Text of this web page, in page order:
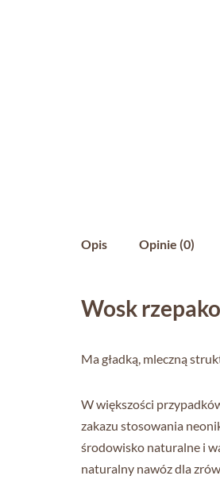
Opis Opinie (0)
Wosk
Ma gładką, mleczną
W większości
zakazu stosowania
środowisko naturalne i
naturalny nawóz dla